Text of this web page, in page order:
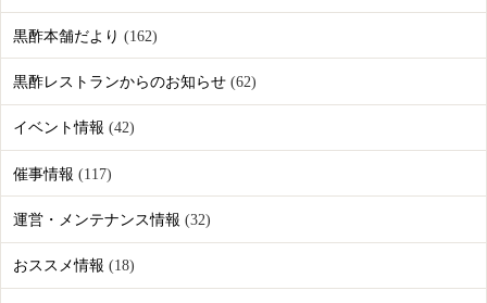
黒酢本舗だより (162)
黒酢レストランからのお知らせ(62)
イベント情報 (42)
催事情報 (117)
運営・メンテナンス情報 (32)
おススメ情報 (18)